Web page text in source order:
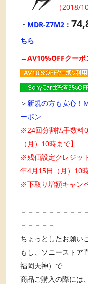
（2018/
・ MDR-Z7M2 ：
ちら
→AV10%OFFクーポ
＞ 新規の方も安心！
ーポン
※24回分割払手数料
（月）10時まで】
※残価設定クレジッ
年4月15日（月）10
※下取り増額キャン
－－－－－－－－－
－－－－－
ちょっとしたお願い
もし、ソニーストア
福岡天神）で
商品ご購入の際には